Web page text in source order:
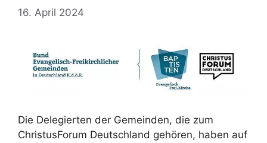
16. April 2024
Die Delegierten der Gemeinden, die zum
ChristusForum Deutschland gehören, haben auf